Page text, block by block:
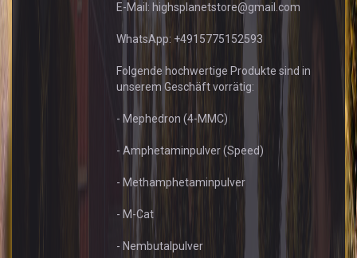
E-Mail: highsplanetstore@gmail.com
WhatsApp: +4915775152593
Folgende hochwertige Produkte sind in
unserem Geschäft vorrätig:
- Mephedron (4-MMC)
- Amphetaminpulver (Speed)
- Methamphetaminpulver
- M-Cat
- Nembutalpulver